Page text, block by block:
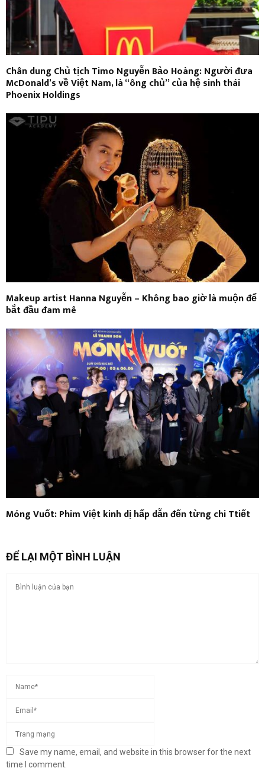
Chân dung Chủ tịch Timo Nguyễn Bảo Hoàng: Người đưa
McDonald’s về Việt Nam, là “ông chủ” của hệ sinh thái
Phoenix Holdings
Makeup artist Hanna Nguyễn – Không bao giờ là muộn để
bắt đầu đam mê
Móng Vuốt: Phim Việt kinh dị hấp dẫn đến từng chi Ttiết
ĐỂ LẠI MỘT BÌNH LUẬN
Save my name, email, and website in this browser for the next
time I comment.